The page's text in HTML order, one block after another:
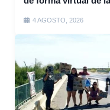
4 AGOSTO, 2026